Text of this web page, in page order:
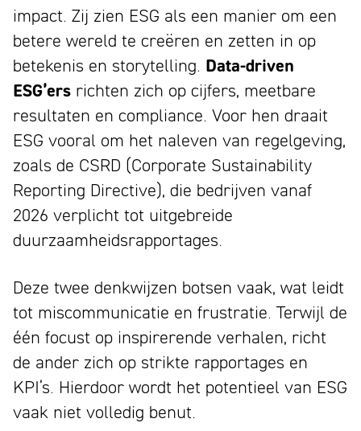
impact. Zij zien ESG als een manier om een
betere wereld te creëren en zetten in op
betekenis en storytelling. Data-driven
ESG’ers richten zich op cijfers, meetbare
resultaten en compliance. Voor hen draait
ESG vooral om het naleven van regelgeving,
zoals de CSRD (Corporate Sustainability
Reporting Directive), die bedrijven vanaf
2026 verplicht tot uitgebreide
duurzaamheidsrapportages.
Deze twee denkwijzen botsen vaak, wat leidt
tot miscommunicatie en frustratie. Terwijl de
één focust op inspirerende verhalen, richt
de ander zich op strikte rapportages en
KPI’s. Hierdoor wordt het potentieel van ESG
vaak niet volledig benut.